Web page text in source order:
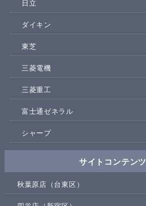
日立
ダイキン
東芝
三菱電機
三菱重工
富士通ゼネラル
シャープ
サイトコンテンツ
秋葉原店（台東区）